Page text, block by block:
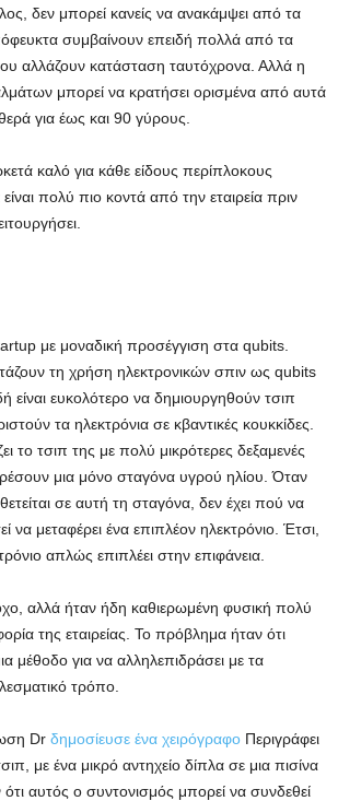
δεν μπορεί κανείς να ανακάμψει από τα
συμβαίνουν επειδή πολλά από τα
αλλάζουν κατάσταση ταυτόχρονα. Αλλά η
μπορεί να κρατήσει ορισμένα από αυτά
για έως και 90 γύρους.
καλό για κάθε είδους περίπλοκους
πολύ πιο κοντά από την εταιρεία πριν
με μοναδική προσέγγιση στα qubits.
τη χρήση ηλεκτρονικών σπιν ως qubits
είναι ευκολότερο να δημιουργηθούν τσιπ
τα ηλεκτρόνια σε κβαντικές κουκκίδες.
το τσιπ της με πολύ μικρότερες δεξαμενές
μια μόνο σταγόνα υγρού ηλίου. Όταν
σε αυτή τη σταγόνα, δεν έχει πού να
να μεταφέρει ένα επιπλέον ηλεκτρόνιο. Έτσι,
απλώς επιπλέει στην επιφάνεια.
αλλά ήταν ήδη καθιερωμένη φυσική πολύ
της εταιρείας. Το πρόβλημα ήταν ότι
μέθοδο για να αλληλεπιδράσει με τα
τρόπο.
Dr δημοσίευσε ένα χειρόγραφο Περιγράφει
με ένα μικρό αντηχείο δίπλα σε μια πισίνα
ότι αυτός ο συντονισμός μπορεί να συνδεθεί